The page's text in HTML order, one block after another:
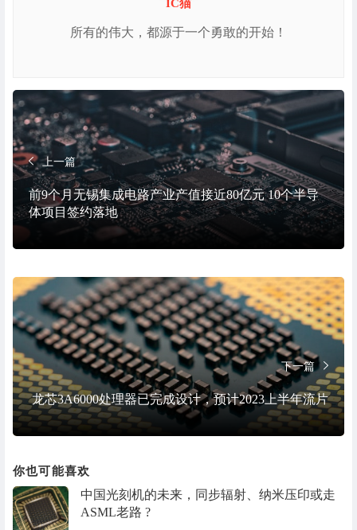
IC猫
所有的伟大，都源于一个勇敢的开始！
上一篇
前9个月无锡集成电路产业产值接近80亿元 10个半导
体项目签约落地
下一篇
龙芯3A6000处理器已完成设计，预计2023上半年流片
你也可能喜欢
中国光刻机的未来，同步辐射、纳米压印或走
ASML老路 ?